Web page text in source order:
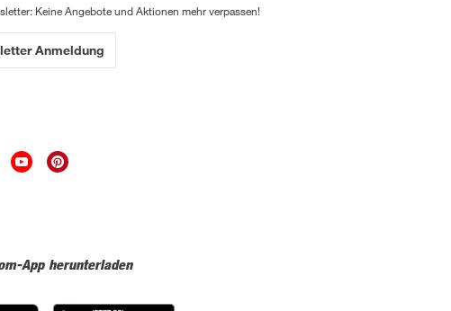
Keine Angebote und Aktionen mehr verpassen!
Anmeldung
App herunterladen